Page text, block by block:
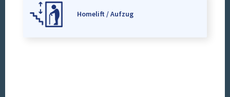
Homelift / Aufzug